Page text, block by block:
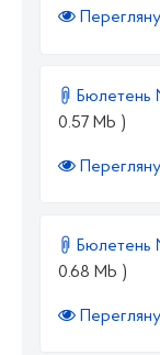
Бюлетень
0.57 Mb )
Бюлетень
0.68 Mb )